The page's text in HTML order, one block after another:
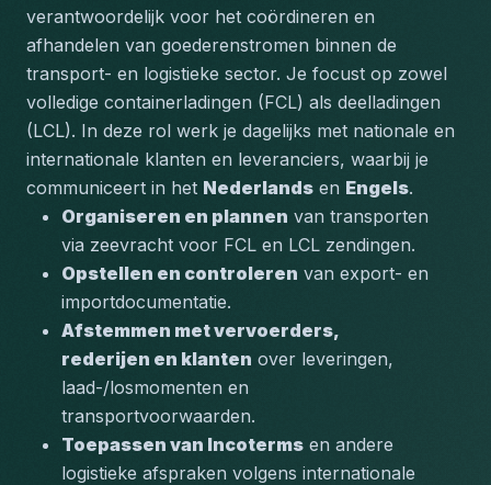
verantwoordelijk voor het coördineren en
afhandelen van goederenstromen binnen de
transport- en logistieke sector. Je focust op zowel
volledige containerladingen (FCL) als deelladingen
(LCL). In deze rol werk je dagelijks met nationale en
internationale klanten en leveranciers, waarbij je
communiceert in het Nederlands en Engels.
Organiseren en plannen van transporten
via zeevracht voor FCL en LCL zendingen.
Opstellen en controleren van export- en
importdocumentatie.
Afstemmen met vervoerders,
rederijen en klanten over leveringen,
laad-/losmomenten en
transportvoorwaarden.
Toepassen van Incoterms en andere
logistieke afspraken volgens internationale